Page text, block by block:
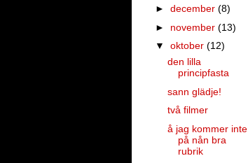
► december (8)
► november (13)
▼ oktober (12)
den lilla
principfasta
sann glädje!
två filmer
å jag kommer inte
på nån bra
rubrik